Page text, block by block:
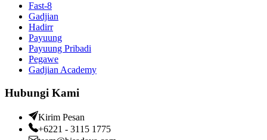
Fast-8
Gadjian
Hadirr
Payuung
Payuung Pribadi
Pegawe
Gadjian Academy
Hubungi Kami
Kirim Pesan
+6221 - 3115 1775